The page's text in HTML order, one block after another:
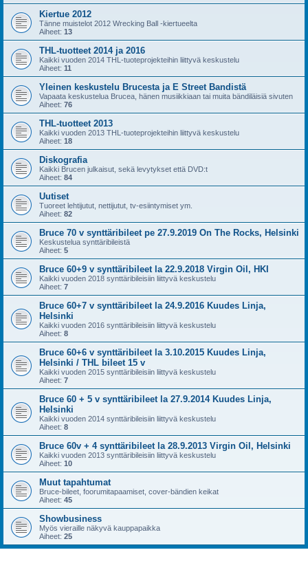
Kiertue 2012
Tänne muistelot 2012 Wrecking Ball -kiertueelta
Aiheet: 13
THL-tuotteet 2014 ja 2016
Kaikki vuoden 2014 THL-tuoteprojekteihin liittyvä keskustelu
Aiheet: 11
Yleinen keskustelu Brucesta ja E Street Bandistä
Vapaata keskustelua Brucea, hänen musiikkiaan tai muita bändiläisiä sivuten
Aiheet: 76
THL-tuotteet 2013
Kaikki vuoden 2013 THL-tuoteprojekteihin liittyvä keskustelu
Aiheet: 18
Diskografia
Kaikki Brucen julkaisut, sekä levytykset että DVD:t
Aiheet: 84
Uutiset
Tuoreet lehtijutut, nettijutut, tv-esiintymiset ym.
Aiheet: 82
Bruce 70 v synttäribileet pe 27.9.2019 On The Rocks, Helsinki
Keskustelua synttäribileistä
Aiheet: 5
Bruce 60+9 v synttäribileet la 22.9.2018 Virgin Oil, HKI
Kaikki vuoden 2018 synttäribileisiin liittyvä keskustelu
Aiheet: 7
Bruce 60+7 v synttäribileet la 24.9.2016 Kuudes Linja,
Helsinki
Kaikki vuoden 2016 synttäribileisiin liittyvä keskustelu
Aiheet: 8
Bruce 60+6 v synttäribileet la 3.10.2015 Kuudes Linja,
Helsinki / THL bileet 15 v
Kaikki vuoden 2015 synttäribileisiin liittyvä keskustelu
Aiheet: 7
Bruce 60 + 5 v synttäribileet la 27.9.2014 Kuudes Linja,
Helsinki
Kaikki vuoden 2014 synttäribileisiin liittyvä keskustelu
Aiheet: 8
Bruce 60v + 4 synttäribileet la 28.9.2013 Virgin Oil, Helsinki
Kaikki vuoden 2013 synttäribileisiin liittyvä keskustelu
Aiheet: 10
Muut tapahtumat
Bruce-bileet, foorumitapaamiset, cover-bändien keikat
Aiheet: 45
Showbusiness
Myös vieraille näkyvä kauppapaikka
Aiheet: 25